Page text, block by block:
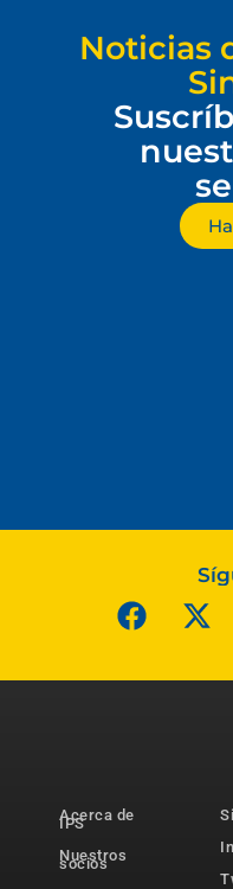
Noticias
Acerca de
IPS
Nuestros
socios